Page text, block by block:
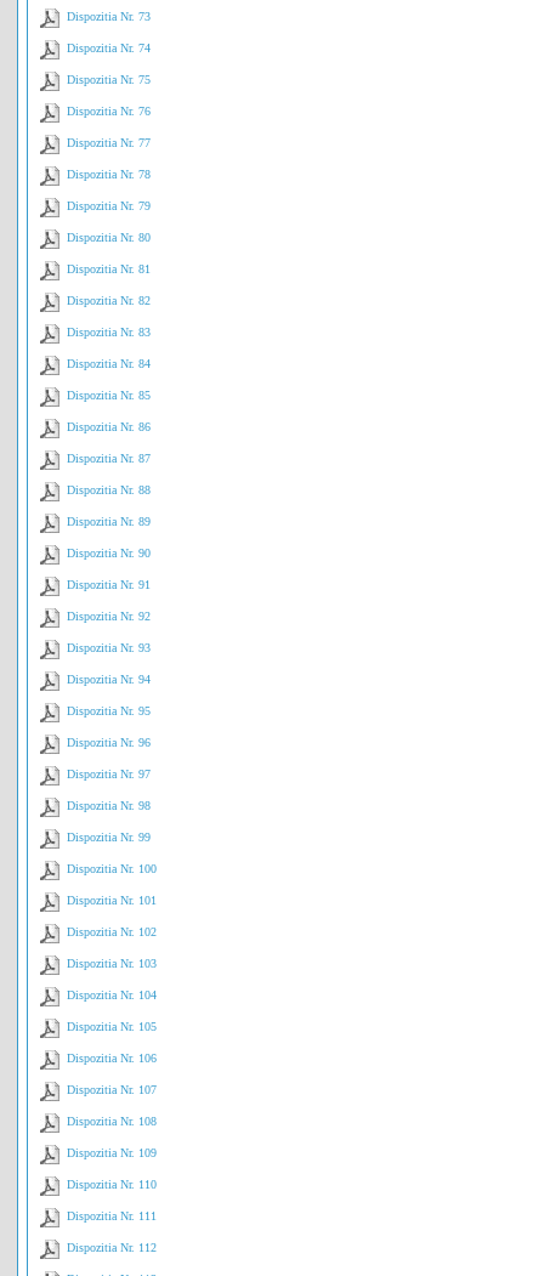
Dispozitia Nr. 73
Dispozitia Nr. 74
Dispozitia Nr. 75
Dispozitia Nr. 76
Dispozitia Nr. 77
Dispozitia Nr. 78
Dispozitia Nr. 79
Dispozitia Nr. 80
Dispozitia Nr. 81
Dispozitia Nr. 82
Dispozitia Nr. 83
Dispozitia Nr. 84
Dispozitia Nr. 85
Dispozitia Nr. 86
Dispozitia Nr. 87
Dispozitia Nr. 88
Dispozitia Nr. 89
Dispozitia Nr. 90
Dispozitia Nr. 91
Dispozitia Nr. 92
Dispozitia Nr. 93
Dispozitia Nr. 94
Dispozitia Nr. 95
Dispozitia Nr. 96
Dispozitia Nr. 97
Dispozitia Nr. 98
Dispozitia Nr. 99
Dispozitia Nr. 100
Dispozitia Nr. 101
Dispozitia Nr. 102
Dispozitia Nr. 103
Dispozitia Nr. 104
Dispozitia Nr. 105
Dispozitia Nr. 106
Dispozitia Nr. 107
Dispozitia Nr. 108
Dispozitia Nr. 109
Dispozitia Nr. 110
Dispozitia Nr. 111
Dispozitia Nr. 112